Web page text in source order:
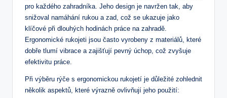
pro každého zahradníka. Jeho design je navržen‌ tak, aby
⁤snižoval namáhání rukou a zad, ‍což se ukazuje jako
klíčové při dlouhých hodinách práce na zahradě.
Ergonomické rukojeti jsou často vyrobeny z materiálů, které
dobře tlumí vibrace ⁤a zajišťují ‍pevný ⁢úchop, což zvyšuje
efektivitu práce.
Při ‌výběru rýče s⁣ ergonomickou rukojetí je důležité zohlednit
několik aspektů, které výrazně ovlivňují jeho použití: